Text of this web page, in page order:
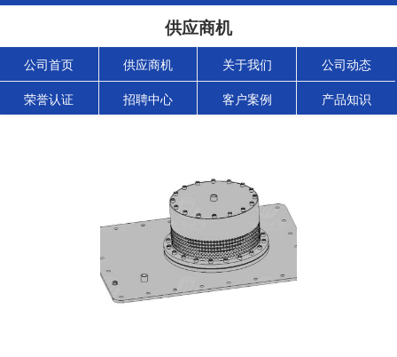
供应商机
公司首页 供应商机 关于我们 公司动态
荣誉认证 招聘中心 客户案例 产品知识